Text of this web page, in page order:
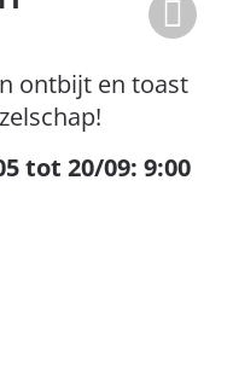
ontbijt en toast
tot 20/09: 9:00